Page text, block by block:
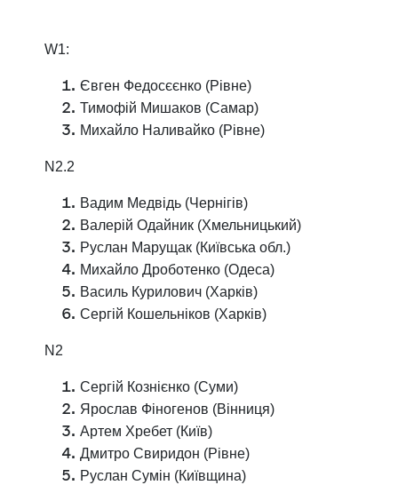
W1:
Євген Федосєєнко (Рівне)
Тимофій Мишаков (Самар)
Михайло Наливайко (Рівне)
N2.2
Вадим Медвідь (Чернігів)
Валерій Одайник (Хмельницький)
Руслан Марущак (Київська обл.)
Михайло Дроботенко (Одеса)
Василь Курилович (Харків)
Сергій Кошельніков (Харків)
N2
Сергій Кознієнко (Суми)
Ярослав Фіногенов (Вінниця)
Артем Хребет (Київ)
Дмитро Свиридон (Рівне)
Руслан Сумін (Київщина)